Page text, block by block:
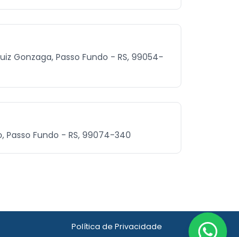
Gonzaga, Passo Fundo - RS, 99054-
Passo Fundo - RS, 99074-340
Política de Privacidade